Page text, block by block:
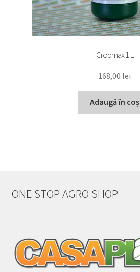
Cropmax 1 L
168,00 lei
Adaugă în coș
ONE STOP AGRO SHOP